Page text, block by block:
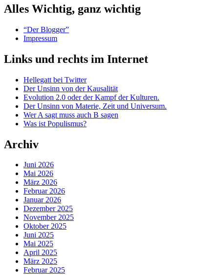
Alles Wichtig, ganz wichtig
“Der Blogger”
Impressum
Links und rechts im Internet
Hellegatt bei Twitter
Der Unsinn von der Kausalität
Evolution 2.0 oder der Kampf der Kulturen.
Der Unsinn von Materie, Zeit und Universum.
Wer A sagt muss auch B sagen
Was ist Populismus?
Archiv
Juni 2026
Mai 2026
März 2026
Februar 2026
Januar 2026
Dezember 2025
November 2025
Oktober 2025
Juni 2025
Mai 2025
April 2025
März 2025
Februar 2025